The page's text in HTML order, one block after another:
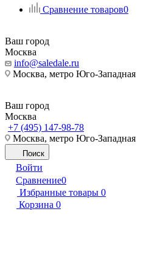
Сравнение товаров0
Ваш город
Москва
info@saledale.ru
Москва, метро Юго-Западная
Ваш город
Москва
+7 (495) 147-98-78
Москва, метро Юго-Западная
Поиск
Войти
Сравнение0
Избранные товары 0
Корзина 0